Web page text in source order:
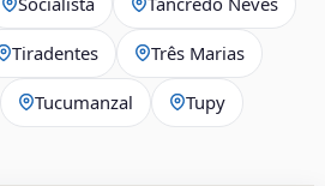
Tiradentes Três Marias
Tucumanzal Tupy